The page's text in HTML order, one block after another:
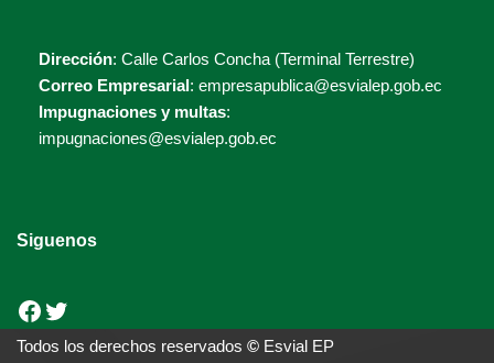
Dirección: Calle Carlos Concha (Terminal Terrestre)
Correo Empresarial : empresapublica@esvialep.gob.ec
Impugnaciones y multas:
impugnaciones@esvialep.gob.ec
Siguenos
Todos los derechos reservados © Esvial EP